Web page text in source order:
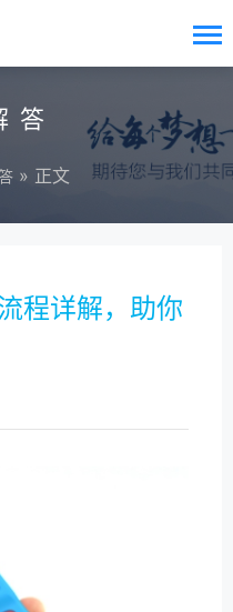
答
» 正文
程详解，助你